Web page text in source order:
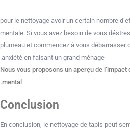
pour le nettoyage avoir un certain nombre
mentale. Si vous avez besoin de vous
plumeau et commencez à vous débarrasser
anxiété en faisant un grand ménage.
Nous vous proposons un aperçu de
mental.
Conclusion
En conclusion, le nettoyage de tapis peut